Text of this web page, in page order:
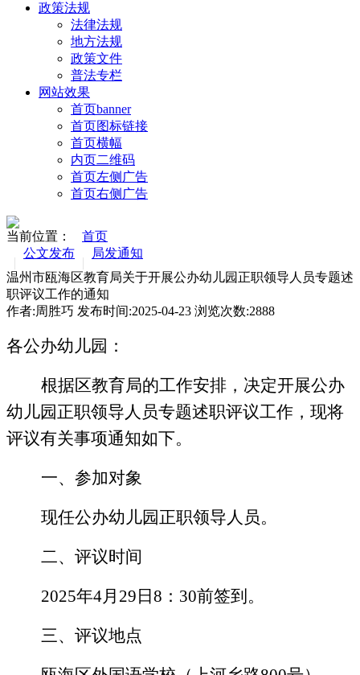
政策法规
法律法规
地方法规
政策文件
普法专栏
网站效果
首页banner
首页图标链接
首页横幅
内页二维码
首页左侧广告
首页右侧广告
当前位置：
首页
公文发布
局发通知
温州市瓯海区教育局关于开展公办幼儿园正职领导人员专题述
职评议工作的通知
作者:周胜巧 发布时间:2025-04-23 浏览次数:2888
各公办幼儿园 ：
根据区教育局的工作安排，决定开展公办
幼儿园正职领导人员专题述职评议工作，现将
评议有关事项通知如下。
一、 参加对象
现任公办幼儿园正职领导人员。
二、 评议时间
2025年4月 29 日 8 ： 30前签到。
三、评议地点